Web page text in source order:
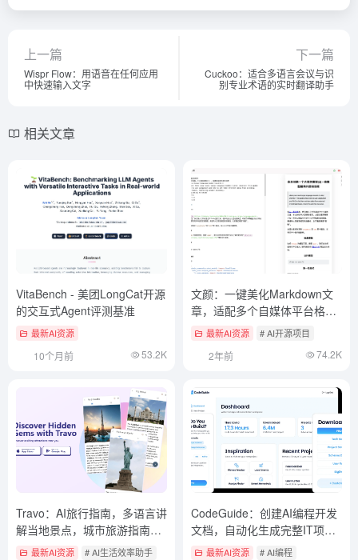
上一篇
Wispr Flow：用语音在任何应用
中快速输入文字
下一篇
Cuckoo：适合多语言会议与识
别专业术语的实时翻译助手
相关文章
VitaBench - 美团LongCat开源
的交互式Agent评测基准
最新AI资源
10个月前 53.2K
文颜：一键美化Markdown文
章，适配多个自媒体平台格式
（开源本地客户端）
最新AI资源 # AI开源项目
2年前 74.2K
Travo：AI旅行指南，多语言讲
解当地景点，城市旅游指南互
动APP
最新AI资源 # AI生活效率助手
CodeGuide：创建AI编程开发
文档，自动化生成完整IT项目
文档（付费）
最新AI资源 # AI编程